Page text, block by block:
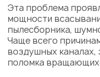
Эта проблема
мощности
пылесборника,
Чаще всего
воздушных каналах,
поломка